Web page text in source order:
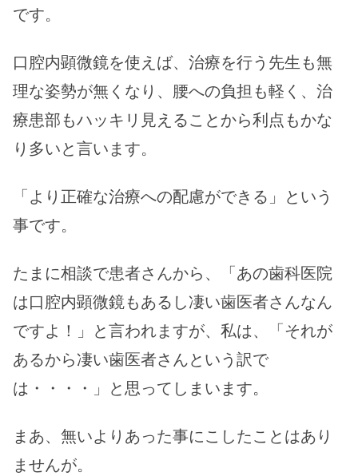
です。
口腔内顕微鏡を使えば、治療を行う先生も無
理な姿勢が無くなり、腰への負担も軽く、治
療患部もハッキリ見えることから利点もかな
り多いと言います。
「より正確な治療への配慮ができる」という
事です。
たまに相談で患者さんから、「あの歯科医院
は口腔内顕微鏡もあるし凄い歯医者さんなん
ですよ！」と言われますが、私は、「それが
あるから凄い歯医者さんという訳で
は・・・・」と思ってしまいます。
まあ、無いよりあった事にこしたことはあり
ませんが。